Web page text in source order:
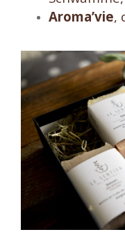
Aroma’vie,